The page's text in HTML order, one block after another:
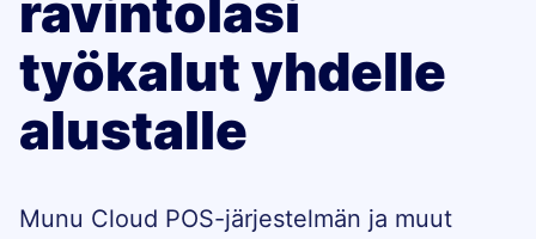
ravintolasi
työkalut yhdelle
alustalle
Munu Cloud POS-järjestelmän ja muut